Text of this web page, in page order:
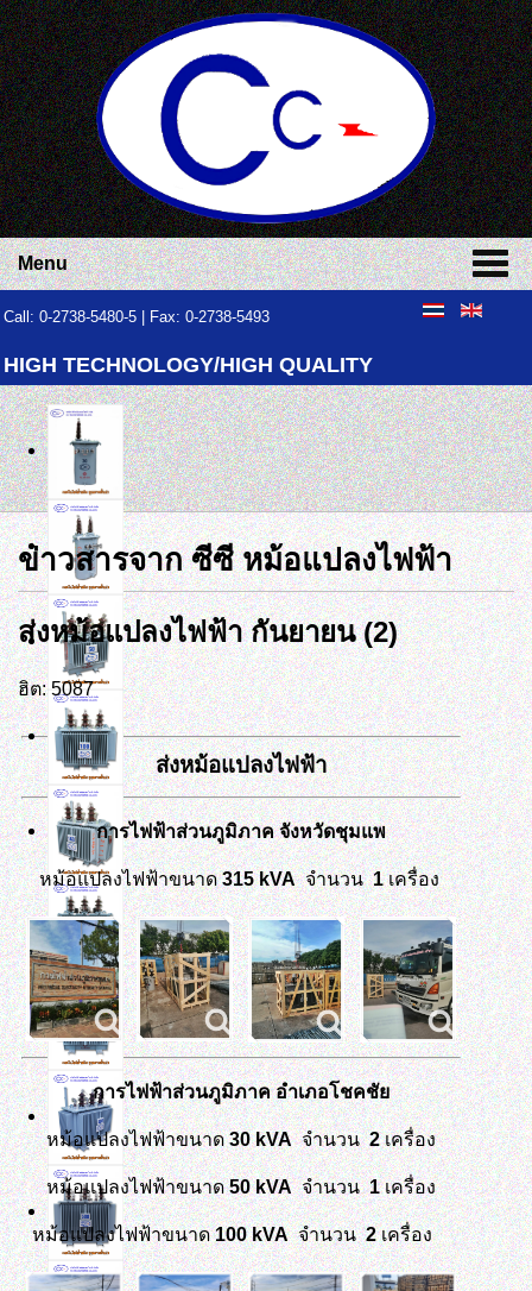
Menu
Call: 0-2738-5480-5 | Fax: 0-2738-5493
HIGH TECHNOLOGY/HIGH QUALITY
ข่าวสารจาก ซีซี หม้อแปลงไฟฟ้า
ส่งหม้อแปลงไฟฟ้า กันยายน (2)
ฮิต: 5087
ส่งหม้อแปลงไฟฟ้า
การไฟฟ้าส่วนภูมิภาค จังหวัดชุมแพ
หม้อแปลงไฟฟ้าขนาด315kVAจำนวน1เครื่อง
การไฟฟ้าส่วนภูมิภาค อำเภอโชคชัย
หม้อแปลงไฟฟ้าขนาด30kVAจำนวน2เครื่อง
หม้อแปลงไฟฟ้าขนาด50kVAจำนวน1 เครื่อง
หม้อแปลงไฟฟ้าขนาด100kVAจำนวน2 เครื่อง